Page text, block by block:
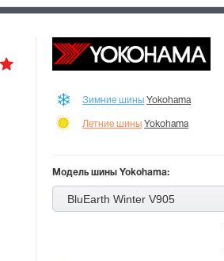
Зимние шины Yokohama
Летние шины Yokohama
Модель шины Yokohama:
BluEarth Winter V905